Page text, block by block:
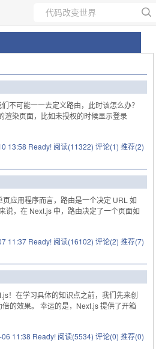
所有博客
当前博客
不可能一一去定义路由，此时该怎么办？
渲染页面，比如未授权的时候显示登录
13:58 Ready! 阅读(11322) 评论(1) 推荐(2)
应用程序而言，路由是一个决定 URL 如
说，在 Next.js 中，路由决定了一个页面如
11:37 Ready! 阅读(16102) 评论(2) 推荐(7)
！在学习具体的知识点之前，我们先来创
的效果。 幸运的是，Next.js 提供了开箱
11:38 Ready! 阅读(5534) 评论(0) 推荐(0)